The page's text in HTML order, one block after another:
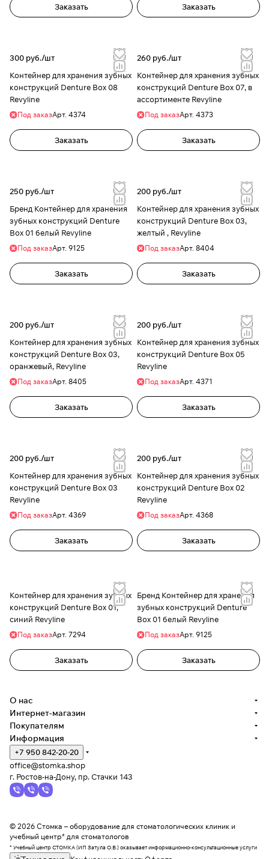
Заказать Заказать
300 руб./шт
Контейнер для хранения зубных
конструкций Denture Box 08
Revyline
Под заказАрт. 4374
Заказать
260 руб./шт
Контейнер для хранения зубных
конструкций Denture Box 07, в
ассортименте Revyline
Под заказАрт. 4373
Заказать
250 руб./шт
Бренд Контейнер для хранения
зубных конструкций Denture
Box 01 белый Revyline
Под заказАрт. 9125
Заказать
200 руб./шт
Контейнер для хранения зубных
конструкций Denture Box 03,
желтый , Revyline
Под заказАрт. 8404
Заказать
200 руб./шт
Контейнер для хранения зубных
конструкций Denture Box 03,
оранжевый, Revyline
Под заказАрт. 8405
Заказать
200 руб./шт
Контейнер для хранения зубных
конструкций Denture Box 05
Revyline
Под заказАрт. 4371
Заказать
200 руб./шт
Контейнер для хранения зубных
конструкций Denture Box 03
Revyline
Под заказАрт. 4369
Заказать
200 руб./шт
Контейнер для хранения зубных
конструкций Denture Box 02
Revyline
Под заказАрт. 4368
Заказать
Контейнер для хранения зубных
конструкций Denture Box 01,
синий Revyline
Под заказАрт. 7294
Заказать
Бренд Контейнер для хранения
зубных конструкций Denture
Box 01 белый Revyline
Под заказАрт. 9125
Заказать
О нас
Интернет-магазин
Покупателям
Информация
+7 950 842-20-20
office@stomka.shop
г. Ростов-на-Дону, пр. Стачки 143
© 2026 Стомка – оборудование для стоматологических клиник и
учебный центр* для стоматологов
* Учебный центр СТОМКА (ИП Затула О.В.) оказывает информационно-консультационные услуги